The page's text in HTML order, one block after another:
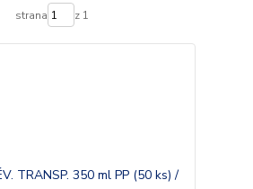
strana z 1